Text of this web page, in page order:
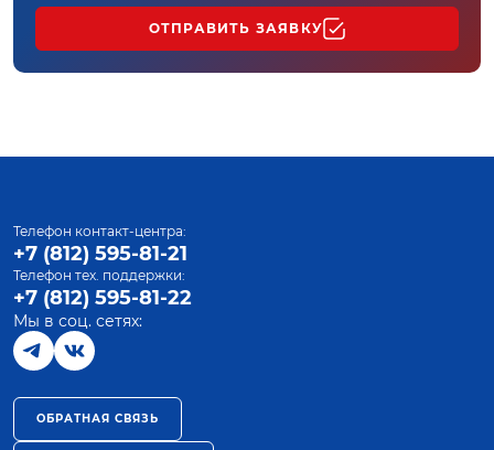
ОТПРАВИТЬ ЗАЯВКУ
Телефон контакт-центра:
+7 (812) 595-81-21
Телефон тех. поддержки:
+7 (812) 595-81-22
Мы в соц. сетях:
ОБРАТНАЯ СВЯЗЬ